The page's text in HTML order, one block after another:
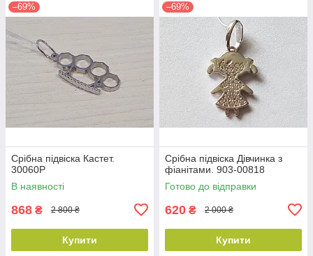
–69%
Срібна підвіска Кастет.
30060Р
В наявності
868 ₴ 2 800 ₴
Купити
–69%
Срібна підвіска Дівчинка з
фіанітами. 903-00818
Готово до відправки
620 ₴ 2 000 ₴
Купити